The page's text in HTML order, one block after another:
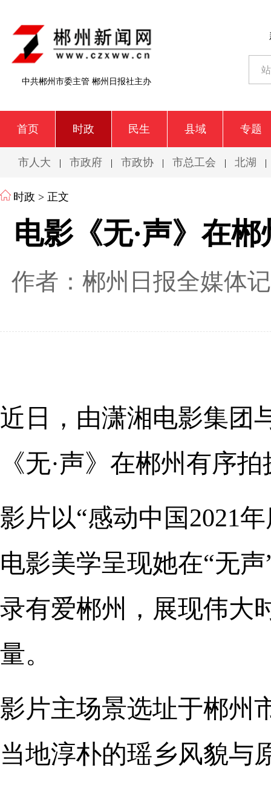
中共郴州市委主管 郴州日报社主办
首页 时政 民生 县域 专题
市人大 | 市政府 | 市政协 | 市总工会 | 北湖 |
时政 > 正文
电影《无·声》在
作者：郴州日报全媒体
近日，由潇湘电影集团
《无·声》在郴州有序
影片以“感动中国2021
电影美学呈现她在“无
录有爱郴州，展现伟大
量。
影片主场景选址于郴州
当地淳朴的瑶乡风貌与